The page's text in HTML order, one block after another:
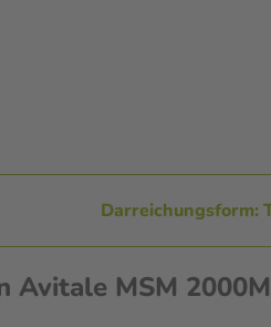
Darreichungsform:
MSM